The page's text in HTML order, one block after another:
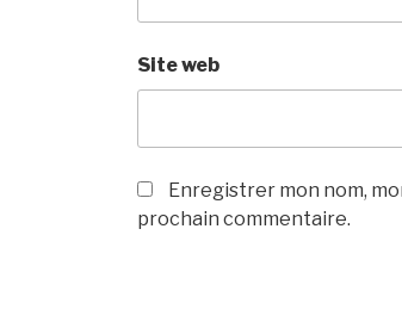
Site web
Enregistrer mon nom,
prochain commentaire.